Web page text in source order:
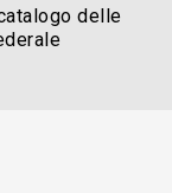
delle